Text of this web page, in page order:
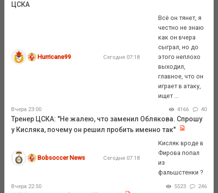
ЦСКА
Hurricane99 Сегодня 07:18
Всё он тянет, я
честно не знаю
как он вчера
сыграл, но до
этого неплохо
выходил,
главное, что он
играет в атаку,
ищет ...
Вчера 23:00 4166 40
Тренер ЦСКА: "Не жалею, что заменил Облякова. Спрошу
у Кисляка, почему он решил пробить именно так"
Bobsoccer News Сегодня 07:18
Кисляк вроде в
Фирова попал
из
фальшстенки ?
Вчера 22:50 5523 246